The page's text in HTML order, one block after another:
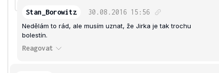
Stan_Borowitz 30.08.2016 15:56
Nedělám to rád, ale musím uznat, že Jirka je tak trochu
bolestín.
Reagovat